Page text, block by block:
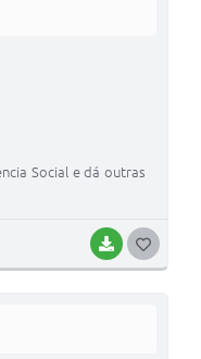
BAIXAR
Social e dá outras